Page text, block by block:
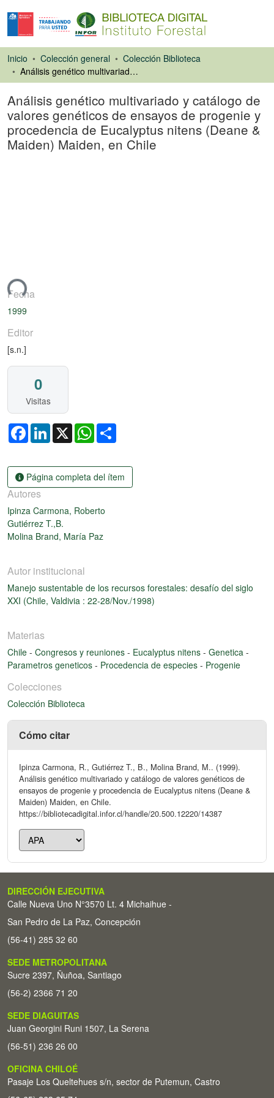
Inicio Colección general
Colección Biblioteca
Análisis genético multivariado y catálogo de valores genéticos de ensayos de progenie y procedencia de Eucalyptus nitens (Deane & Maiden) Maiden, en Chile
Análisis genético multivariado y catálogo de
valores genéticos de ensayos de progenie y
procedencia de Eucalyptus nitens (Deane &
Maiden) Maiden, en Chile
Fecha
1999
Editor
[s.n.]
0
Visitas
FacebookLinkedIn
X WhatsApp
Página completa del ítem
Autores
Ipinza Carmona, Roberto
Gutiérrez T.,B.
Molina Brand, María Paz
Autor institucional
Manejo sustentable de los recursos forestales: desafío del siglo
XXI (Chile, Valdivia : 22-28/Nov./1998)
Materias
Chile - Congresos y reuniones - Eucalyptus nitens - Genetica -
Parametros geneticos - Procedencia de especies - Progenie
Colecciones
Colección Biblioteca
Cómo citar
Ipinza Carmona, R., Gutiérrez T., B., Molina Brand, M.. (1999).
Análisis genético multivariado y catálogo de valores genéticos de
ensayos de progenie y procedencia de Eucalyptus nitens (Deane &
Maiden) Maiden, en Chile.
https://bibliotecadigital.infor.cl/handle/20.500.12220/14387
DIRECCIÓN EJECUTIVA
Calle Nueva Uno N°3570 Lt. 4 Michaihue -
San Pedro de La Paz, Concepción
(56-41) 285 32 60
SEDE METROPOLITANA
Sucre 2397, Ñuñoa, Santiago
(56-2) 2366 71 20
SEDE DIAGUITAS
Juan Georgini Runi 1507, La Serena
(56-51) 236 26 00
OFICINA CHILOÉ
Pasaje Los Queltehues s/n, sector de Putemun, Castro